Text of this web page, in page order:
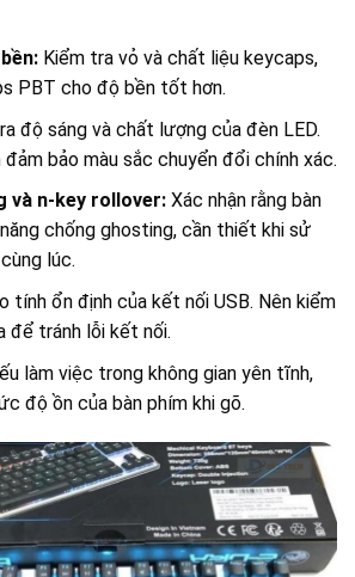
Kiểm tra vỏ và chất liệu keycaps,
PBT cho độ bền tốt hơn.
độ sáng và chất lượng của đèn LED.
đảm bảo màu sắc chuyển đổi chính xác.
và n-key rollover:Xác nhận rằng bàn
chống ghosting, cần thiết khi sử
lúc.
tính ổn định của kết nối USB. Nên kiểm
để tránh lỗi kết nối.
làm việc trong không gian yên tĩnh,
độ ồn của bàn phím khi gõ.